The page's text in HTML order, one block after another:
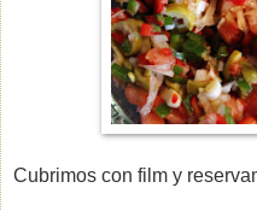
Cubrimos con film y